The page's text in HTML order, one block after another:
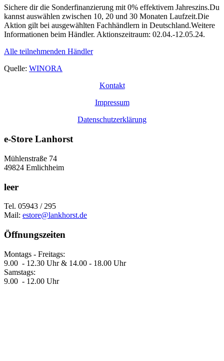
Sichere dir die Sonderfinanzierung mit 0% effektivem Jahreszins.Du
kannst auswählen zwischen 10, 20 und 30 Monaten Laufzeit.Die
Aktion gilt bei ausgewählten Fachhändlern in Deutschland.Weitere
Informationen beim Händler. Aktionszeitraum: 02.04.-12.05.24.
Alle teilnehmenden Händler
Quelle: WINORA
Kontakt
Impressum
Datenschutzerklärung
e-Store Lanhorst
Mühlenstraße 74
49824 Emlichheim
leer
Tel. 05943 / 295
Mail: estore@lankhorst.de
Öffnungszeiten
Montags - Freitags:
9.00 - 12.30 Uhr & 14.00 - 18.00 Uhr
Samstags:
9.00 - 12.00 Uhr